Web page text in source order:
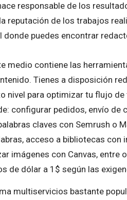
responsable de los
reputación de los trabajos
donde puedes encontrar
medio contiene las
Tienes a disposición
nivel para optimizar tu flujo
configurar pedidos, envío
claves con Semrush o
acceso a bibliotecas con
imágenes con Canvas, entre
de dólar a 1$ según las
multiservicios bastante